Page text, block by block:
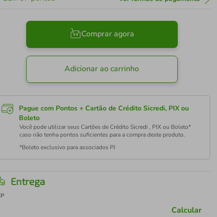
Comprar agora
Adicionar ao carrinho
Pague com Pontos + Cartão de Crédito Sicredi, PIX ou
Boleto
Você pode utilizar seus Cartões de Crédito Sicredi , PIX ou Boleto*
caso não tenha pontos suficientes para a compra deste produto.
*Boleto exclusivo para associados PJ
Entrega
Calcular